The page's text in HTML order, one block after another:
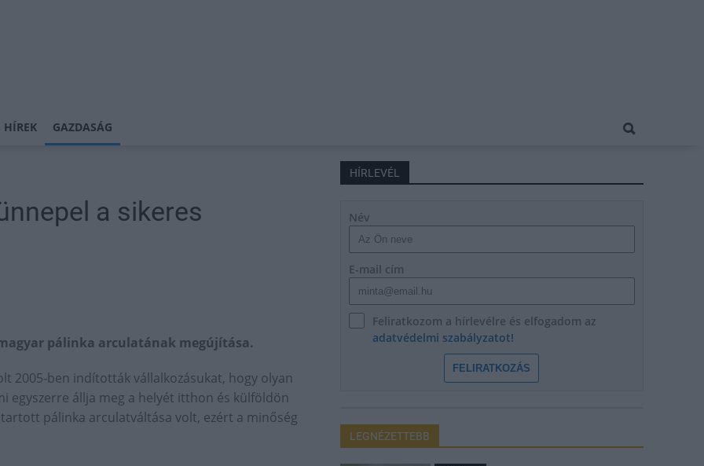
HÍREK GAZDASÁG
a sikeres
pálinka arculatának megújítása.
2005-ben indították vállalkozásukat, hogy olyan
egyszerre állja meg a helyét itthon és külföldön
pálinka arculatváltása volt, ezért a minőség
HÍRLEVÉL
Név
E-mail cím
Feliratkozom a hírlevélre és elfogadom az
adatvédelmi szabályzatot!
FELIRATKOZÁS
LEGNÉZETTEBB